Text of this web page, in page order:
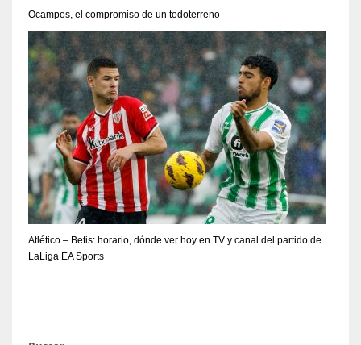
Ocampos, el compromiso de un todoterreno
Atlético – Betis: horario, dónde ver hoy en TV y canal del partido de
LaLiga EA Sports